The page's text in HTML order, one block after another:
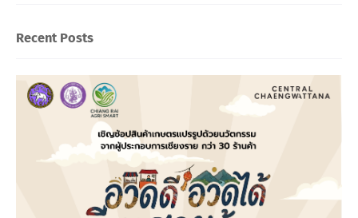
Recent Posts